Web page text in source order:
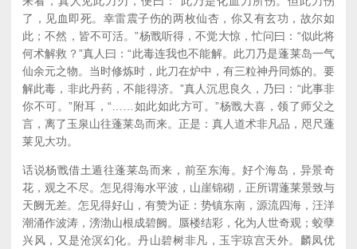
了，见血即死。幸雷震子伤的两枚仙杏，你又有玄功，故尔如
此；不然，皆不可活。”杨戬听得，不觉大惊，忙问曰：“似此将
何术解救？”真人曰：“此毒连我也不能解。此刀乃是蓬莱岛一气
仙余元之物。当时修炼时，此刀在炉中，有三粒神丹同炼的。要
解此毒，非此丹药，不能得济。”真人沉思良久，乃曰：“此事非
你不可。”附耳，“……如此如此方可。”杨戬大喜，领了师父之
言，离了玉泉山往蓬莱岛而来。正是：真人道术非凡品，咫尺蓬
莱见大功。
话说杨戬借土遁往蓬莱岛而来，前至东海。好个海岛，异景奇
花，观之不尽。怎见得海水平波，山崖锦砌，正所谓蓬莱景致与
天阙无差。怎见得好山，有赞为证：势镇东南，源流四海，汪洋
潮涌作波涛，滂渤山根成碧阙。蜃楼结彩，化为人世奇观；蛟孽
兴风，又是沧溟幻化。丹山碧树非凡，玉宇琼宫天外。麟凤优